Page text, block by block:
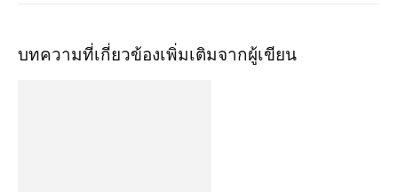
บทความที่เกี่ยวข้องเพิ่มเติมจากผู้เขียน